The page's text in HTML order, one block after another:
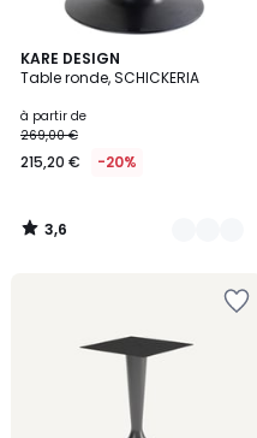
KARE DESIGN
Table ronde, SCHICKERIA
à partir de
269,00 €
215,20 € -20%
3,6
/ 5
6
Couleurs
3,6
/